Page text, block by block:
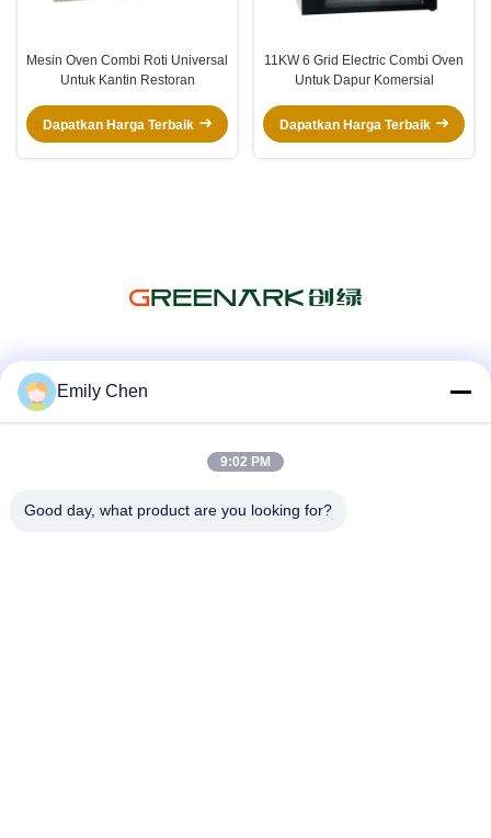
Mesin Oven Combi Roti Universal
Untuk Kantin Restoran
Dapatkan Harga Terbaik
11KW 6 Grid Electric Combi Oven
Untuk Dapur Komersial
Dapatkan Harga Terbaik
Emily Chen
9:02 PM
Good day, what product are you looking for?